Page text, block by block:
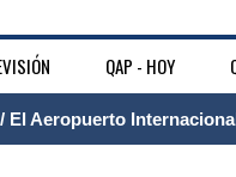
QAP - HOY
El Aeropuerto